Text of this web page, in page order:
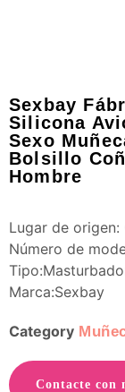
Sexbay
Silicona
Sexo
Bolsillo
Hombre
Lugar de origen:
Número de
Marca:Sexbay
Category
Contacte con